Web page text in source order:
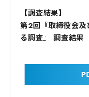
【調査結果】
第2回『取締役会
る調査』 調査結果